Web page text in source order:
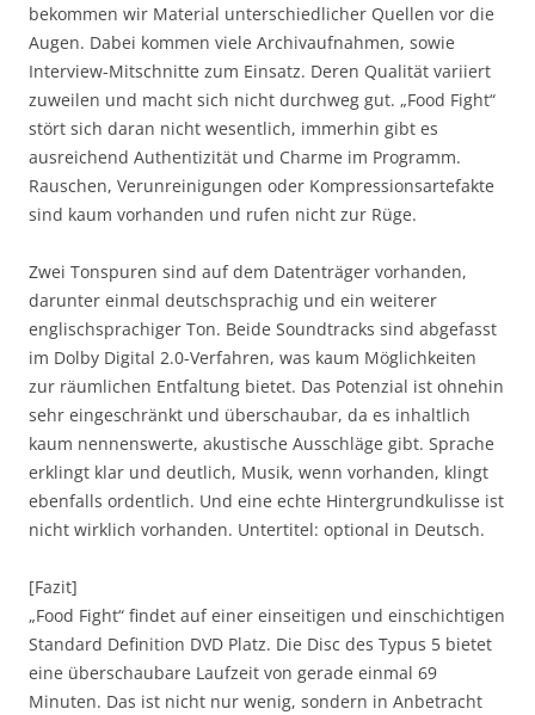
bekommen wir Material unterschiedlicher Quellen vor die
Augen. Dabei kommen viele Archivaufnahmen, sowie
Interview-Mitschnitte zum Einsatz. Deren Qualität variiert
zuweilen und macht sich nicht durchweg gut. „Food Fight“
stört sich daran nicht wesentlich, immerhin gibt es
ausreichend Authentizität und Charme im Programm.
Rauschen, Verunreinigungen oder Kompressionsartefakte
sind kaum vorhanden und rufen nicht zur Rüge.
Zwei Tonspuren sind auf dem Datenträger vorhanden,
darunter einmal deutschsprachig und ein weiterer
englischsprachiger Ton. Beide Soundtracks sind abgefasst
im Dolby Digital 2.0-Verfahren, was kaum Möglichkeiten
zur räumlichen Entfaltung bietet. Das Potenzial ist ohnehin
sehr eingeschränkt und überschaubar, da es inhaltlich
kaum nennenswerte, akustische Ausschläge gibt. Sprache
erklingt klar und deutlich, Musik, wenn vorhanden, klingt
ebenfalls ordentlich. Und eine echte Hintergrundkulisse ist
nicht wirklich vorhanden. Untertitel: optional in Deutsch.
[Fazit]
„Food Fight“ findet auf einer einseitigen und einschichtigen
Standard Definition DVD Platz. Die Disc des Typus 5 bietet
eine überschaubare Laufzeit von gerade einmal 69
Minuten. Das ist nicht nur wenig, sondern in Anbetracht